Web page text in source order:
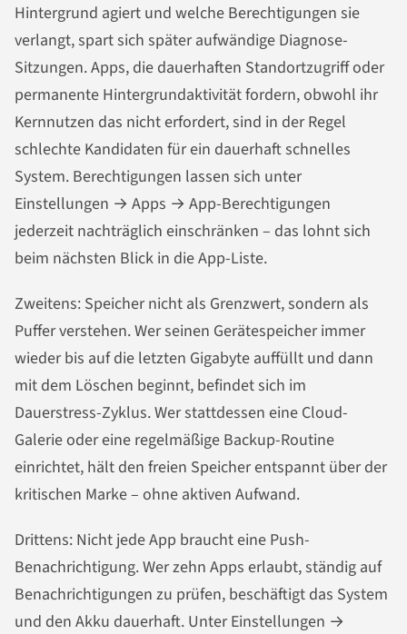
Hintergrund agiert und welche Berechtigungen sie
verlangt, spart sich später aufwändige Diagnose-
Sitzungen. Apps, die dauerhaften Standortzugriff oder
permanente Hintergrundaktivität fordern, obwohl ihr
Kernnutzen das nicht erfordert, sind in der Regel
schlechte Kandidaten für ein dauerhaft schnelles
System. Berechtigungen lassen sich unter
Einstellungen → Apps → App-Berechtigungen
jederzeit nachträglich einschränken – das lohnt sich
beim nächsten Blick in die App-Liste.
Zweitens: Speicher nicht als Grenzwert, sondern als
Puffer verstehen. Wer seinen Gerätespeicher immer
wieder bis auf die letzten Gigabyte auffüllt und dann
mit dem Löschen beginnt, befindet sich im
Dauerstress-Zyklus. Wer stattdessen eine Cloud-
Galerie oder eine regelmäßige Backup-Routine
einrichtet, hält den freien Speicher entspannt über der
kritischen Marke – ohne aktiven Aufwand.
Drittens: Nicht jede App braucht eine Push-
Benachrichtigung. Wer zehn Apps erlaubt, ständig auf
Benachrichtigungen zu prüfen, beschäftigt das System
und den Akku dauerhaft. Unter Einstellungen →